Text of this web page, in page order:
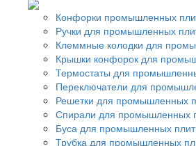
Конфорки промышленных
Ручки для промышленных
Клеммные колодки для
Крышки конфорок для
Термостаты для
Переключатели для
Решетки для промышленных
Спирали для промышленных
Буса для промышленных плит
Трубка для промышленных